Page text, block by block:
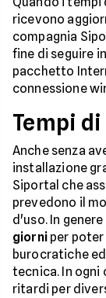
ricevono
compagnia
fine di seguire
pacchetto
connessione
Tempi
Anche senza
installazione
Siportal che
prevedono il
d'uso. In
giorniper poter
burocratiche
tecnica. In ogni
ritardi per